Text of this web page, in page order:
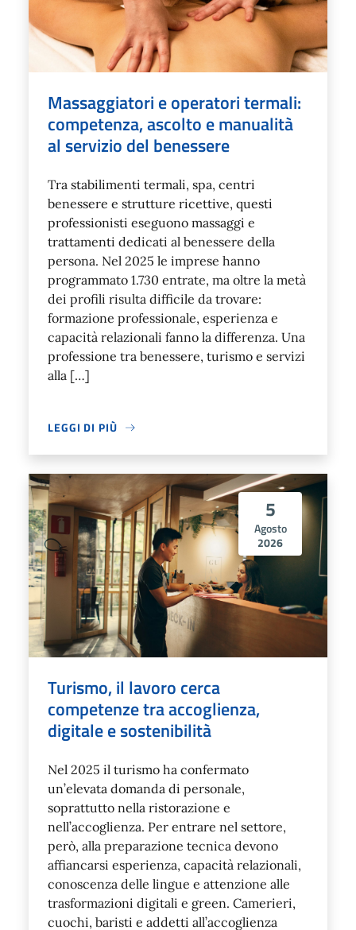
Massaggiatori e operatori termali:
competenza, ascolto e manualità
al servizio del benessere
Tra stabilimenti termali, spa, centri
benessere e strutture ricettive, questi
professionisti eseguono massaggi e
trattamenti dedicati al benessere della
persona. Nel 2025 le imprese hanno
programmato 1.730 entrate, ma oltre la metà
dei profili risulta difficile da trovare:
formazione professionale, esperienza e
capacità relazionali fanno la differenza. Una
professione tra benessere, turismo e servizi
alla […]
LEGGI DI PIÙ
5
Agosto
2026
Turismo, il lavoro cerca
competenze tra accoglienza,
digitale e sostenibilità
Nel 2025 il turismo ha confermato
un’elevata domanda di personale,
soprattutto nella ristorazione e
nell’accoglienza. Per entrare nel settore,
però, alla preparazione tecnica devono
affiancarsi esperienza, capacità relazionali,
conoscenza delle lingue e attenzione alle
trasformazioni digitali e green. Camerieri,
cuochi, baristi e addetti all’accoglienza